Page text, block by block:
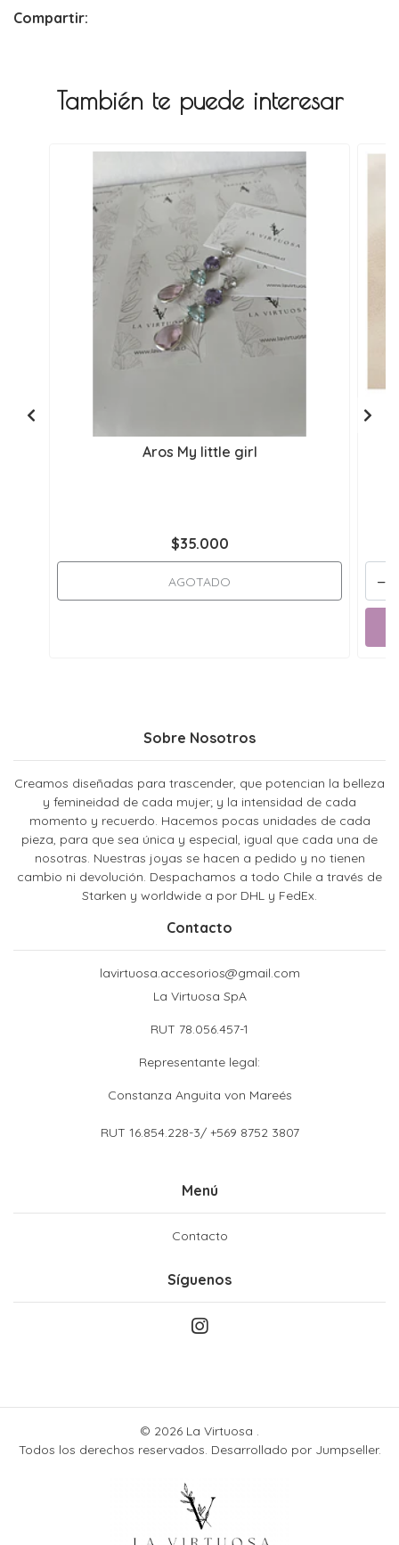
Compartir:
También te puede interesar
Aros My little girl
$35.000
AGOTADO -
Sobre Nosotros
Creamos diseñadas para trascender, que potencian la belleza
y femineidad de cada mujer; y la intensidad de cada
momento y recuerdo. Hacemos pocas unidades de cada
pieza, para que sea única y especial, igual que cada una de
nosotras. Nuestras joyas se hacen a pedido y no tienen
cambio ni devolución. Despachamos a todo Chile a través de
Starken y worldwide a por DHL y FedEx.
Contacto
lavirtuosa.accesorios@gmail.com
La Virtuosa SpA
RUT 78.056.457-1
Representante legal:
Constanza Anguita von Mareés
RUT 16.854.228-3/ +569 8752 3807
Menú
Contacto
Síguenos
© 2026 La Virtuosa .
Todos los derechos reservados. Desarrollado por Jumpseller.